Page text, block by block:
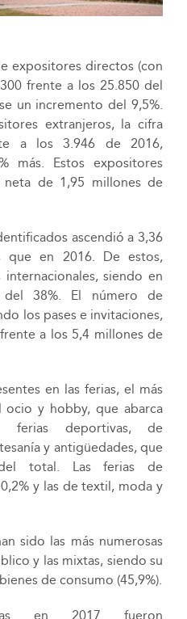
expositores directos (con
frente a los 25.850 del
un incremento del 9,5%.
extranjeros, la cifra
a los 3.946 de 2016,
más. Estos expositores
neta de 1,95 millones de
ascendió a 3,36
que en 2016. De estos,
siendo en
38%. El número de
los pases e invitaciones,
a los 5,4 millones de
en las ferias, el más
y hobby, que abarca
ferias deportivas, de
y antigüedades, que
total. Las ferias de
y las de textil, moda y
sido las más numerosas
y las mixtas, siendo su
de consumo (45,9%).
en 2017 fueron